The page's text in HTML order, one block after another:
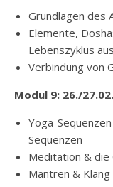
Grundlagen des
Elemente,
Lebenszyklus
Verbindung von
Modul 9: 26./
Yoga-
Sequenzen
Meditation & die
Mantren & Klang